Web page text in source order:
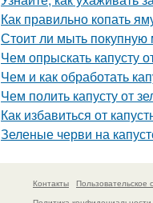
Как правильно копать
Стоит ли мыть покупную
Чем опрыскать капусту
Чем и как обработать
Чем полить капусту от
Как избавиться от
Зеленые черви на
Контакты
Пользовательское